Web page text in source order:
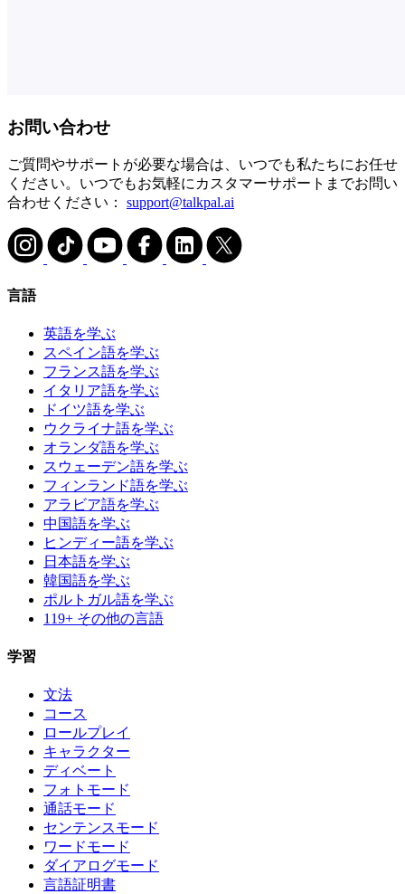
お問い合わせ
ご質問やサポートが必要な場合は、いつでも私たちにお任せ
ください。いつでもお気軽にカスタマーサポートまでお問い
合わせください： support@talkpal.ai
言語
英語を学ぶ
スペイン語を学ぶ
フランス語を学ぶ
イタリア語を学ぶ
ドイツ語を学ぶ
ウクライナ語を学ぶ
オランダ語を学ぶ
スウェーデン語を学ぶ
フィンランド語を学ぶ
アラビア語を学ぶ
中国語を学ぶ
ヒンディー語を学ぶ
日本語を学ぶ
韓国語を学ぶ
ポルトガル語を学ぶ
119+ その他の言語
学習
文法
コース
ロールプレイ
キャラクター
ディベート
フォトモード
通話モード
センテンスモード
ワードモード
ダイアログモード
言語証明書